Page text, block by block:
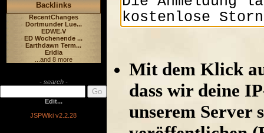
Backlinks
RecentChanges
Dortmunder Lue...
EDWE.V
ED Wochenende ...
Earthdawn Term...
Eridia
...and 8 more
- search -
Edit...
JSPWiki v2.2.28
Mit dem Klick
dass wir deine
unserem Server